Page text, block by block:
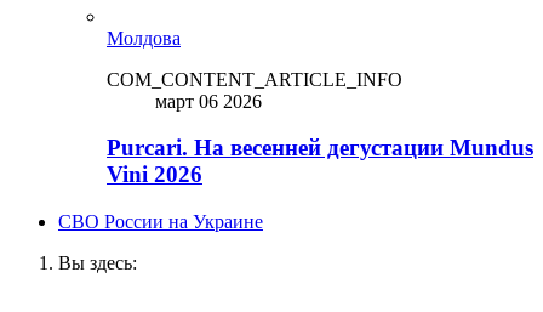
Молдова
COM_CONTENT_ARTICLE_INFO
март 06 2026
Purcari. На весенней дегустации Mundus
Vini 2026
СВО России на Украине
Вы здесь: